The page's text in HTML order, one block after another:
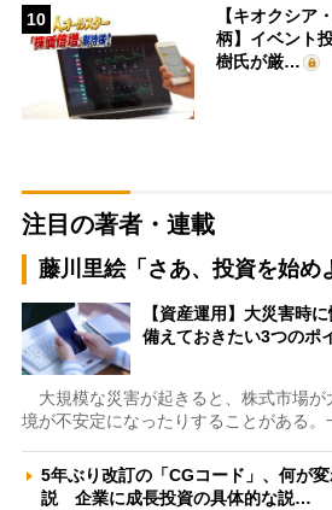
10
【キオクシア
柄】イベント
樹氏が厳…
注目の著者・連載
藤川里絵「さあ、投資を始め
【資産運用】大災害時
備えておきたい3つのポ
大規模な災害が起きると、株式市場が
境が不安定になったりすることがある
5年ぶり改訂の「CGコード」、何が
説 企業に成長投資の具体的な説…